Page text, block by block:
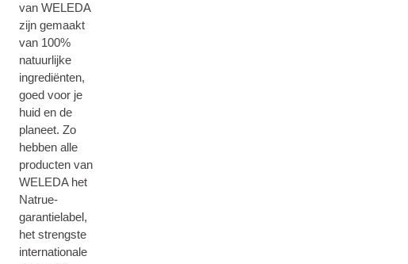
van WELEDA
zijn gemaakt
van 100%
natuurlijke
ingrediënten,
goed voor je
huid en de
planeet. Zo
hebben alle
producten van
WELEDA het
Natrue-
garantielabel,
het strengste
internationale